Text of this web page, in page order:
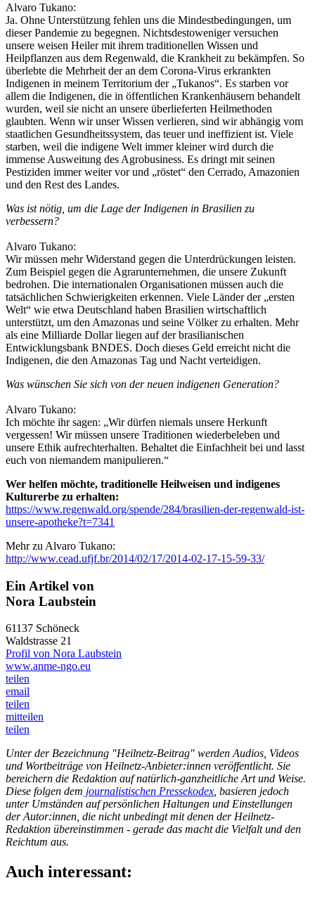
Alvaro Tukano:
Ja. Ohne Unterstützung fehlen uns die Mindestbedingungen, um
dieser Pandemie zu begegnen. Nichtsdestoweniger versuchen
unsere weisen Heiler mit ihrem traditionellen Wissen und
Heilpflanzen aus dem Regenwald, die Krankheit zu bekämpfen. So
überlebte die Mehrheit der an dem Corona-Virus erkrankten
Indigenen in meinem Territorium der „Tukanos“. Es starben vor
allem die Indigenen, die in öffentlichen Krankenhäusern behandelt
wurden, weil sie nicht an unsere überlieferten Heilmethoden
glaubten. Wenn wir unser Wissen verlieren, sind wir abhängig vom
staatlichen Gesundheitssystem, das teuer und ineffizient ist. Viele
starben, weil die indigene Welt immer kleiner wird durch die
immense Ausweitung des Agrobusiness. Es dringt mit seinen
Pestiziden immer weiter vor und „röstet“ den Cerrado, Amazonien
und den Rest des Landes.
Was ist nötig, um die Lage der Indigenen in Brasilien zu
verbessern?
Alvaro Tukano:
Wir müssen mehr Widerstand gegen die Unterdrückungen leisten.
Zum Beispiel gegen die Agrarunternehmen, die unsere Zukunft
bedrohen. Die internationalen Organisationen müssen auch die
tatsächlichen Schwierigkeiten erkennen. Viele Länder der „ersten
Welt“ wie etwa Deutschland haben Brasilien wirtschaftlich
unterstützt, um den Amazonas und seine Völker zu erhalten. Mehr
als eine Milliarde Dollar liegen auf der brasilianischen
Entwicklungsbank BNDES. Doch dieses Geld erreicht nicht die
Indigenen, die den Amazonas Tag und Nacht verteidigen.
Was wünschen Sie sich von der neuen indigenen Generation?
Alvaro Tukano:
Ich möchte ihr sagen: „Wir dürfen niemals unsere Herkunft
vergessen! Wir müssen unsere Traditionen wiederbeleben und
unsere Ethik aufrechterhalten. Behaltet die Einfachheit bei und lasst
euch von niemandem manipulieren.“
Wer helfen möchte, traditionelle Heilweisen und indigenes
Kulturerbe zu erhalten:
https://www.regenwald.org/spende/284/brasilien-der-regenwald-ist-
unsere-apotheke?t=7341
Mehr zu Alvaro Tukano:
http://www.cead.ufjf.br/2014/02/17/2014-02-17-15-59-33/
Ein Artikel von
Nora Laubstein
61137 Schöneck
Waldstrasse 21
Profil von Nora Laubstein
www.anme-ngo.eu
teilen
email
teilen
mitteilen
teilen
Unter der Bezeichnung "Heilnetz-Beitrag" werden Audios, Videos
und Wortbeiträge von Heilnetz-Anbieter:innen veröffentlicht. Sie
bereichern die Redaktion auf natürlich-ganzheitliche Art und Weise.
Diese folgen dem journalistischen Pressekodex , basieren jedoch
unter Umständen auf persönlichen Haltungen und Einstellungen
der Autor:innen, die nicht unbedingt mit denen der Heilnetz-
Redaktion übereinstimmen - gerade das macht die Vielfalt und den
Reichtum aus.
Auch interessant: